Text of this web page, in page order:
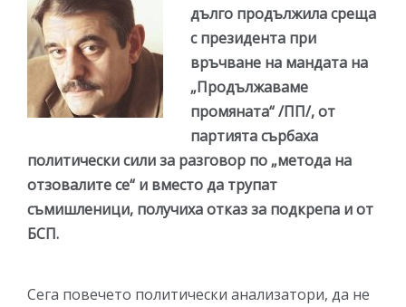
дълго продължила среща
с президента при
връчване на мандата на
„Продължаваме
промяната“ /ПП/, от
партията сърбаха
политически сили за разговор по „метода на
отзовалите се“ и вместо да трупат
съмишленици, получиха отказ за подкрепа и от
БСП.
Сега повечето политически анализатори, да не